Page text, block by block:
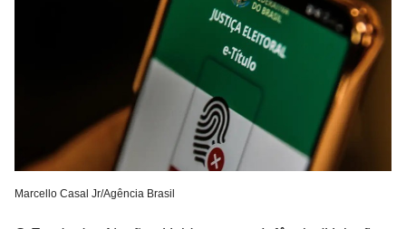
Marcello Casal Jr/Agência Brasil